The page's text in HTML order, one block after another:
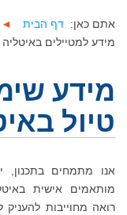
אתם כאן: דף הבית ◄
מידע למטיילים באיטליה
מידע
טיול
אנו מתמחים בתכנון,
רואה מחוייבות להעניק